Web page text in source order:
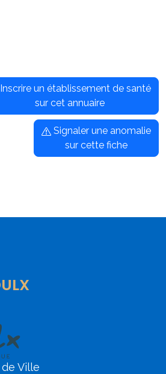
Inscrire un établissement de santé
sur cet annuaire
Signaler une anomalie
sur cette fiche
Ville